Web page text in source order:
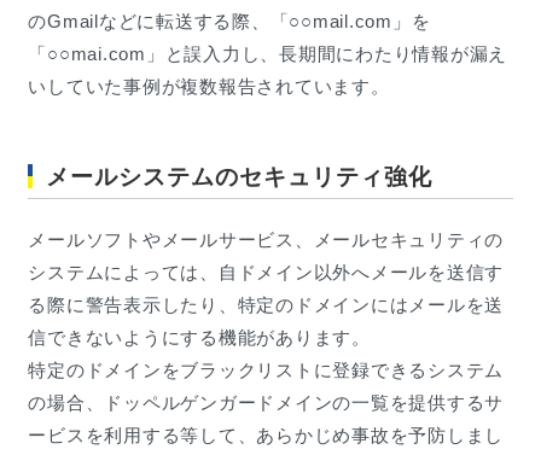
のGmailなどに転送する際、「○○mail.com」を
「○○mai.com」と誤入力し、長期間にわたり情報が漏え
いしていた事例が複数報告されています。
メールシステムのセキュリティ強化
メールソフトやメールサービス、メールセキュリティの
システムによっては、自ドメイン以外へメールを送信す
る際に警告表示したり、特定のドメインにはメールを送
信できないようにする機能があります。
特定のドメインをブラックリストに登録できるシステム
の場合、ドッペルゲンガードメインの一覧を提供するサ
ービスを利用する等して、あらかじめ事故を予防しまし